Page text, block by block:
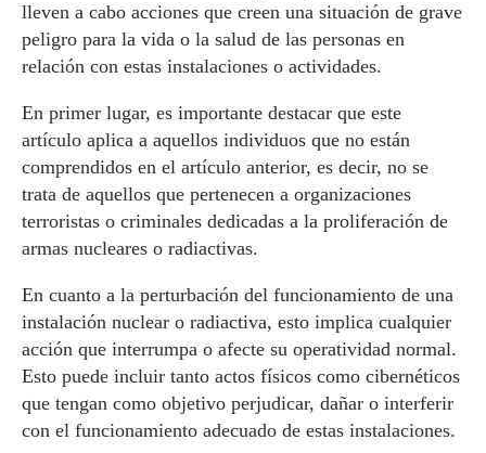
lleven a cabo acciones que creen una situación de grave
peligro para la vida o la salud de las personas en
relación con estas instalaciones o actividades.
En primer lugar, es importante destacar que este
artículo aplica a aquellos individuos que no están
comprendidos en el artículo anterior, es decir, no se
trata de aquellos que pertenecen a organizaciones
terroristas o criminales dedicadas a la proliferación de
armas nucleares o radiactivas.
En cuanto a la perturbación del funcionamiento de una
instalación nuclear o radiactiva, esto implica cualquier
acción que interrumpa o afecte su operatividad normal.
Esto puede incluir tanto actos físicos como cibernéticos
que tengan como objetivo perjudicar, dañar o interferir
con el funcionamiento adecuado de estas instalaciones.